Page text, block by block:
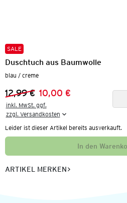
SALE
Duschtuch aus Baumwolle
blau / creme
Vorheriger Preis:
12,99 €
Neuer Preis:
10,00 €
inkl. MwSt. ggf.
zzgl. Versandkosten
Leider ist dieser Artikel bereits ausverkauft.
In den
ARTIKEL MERKEN